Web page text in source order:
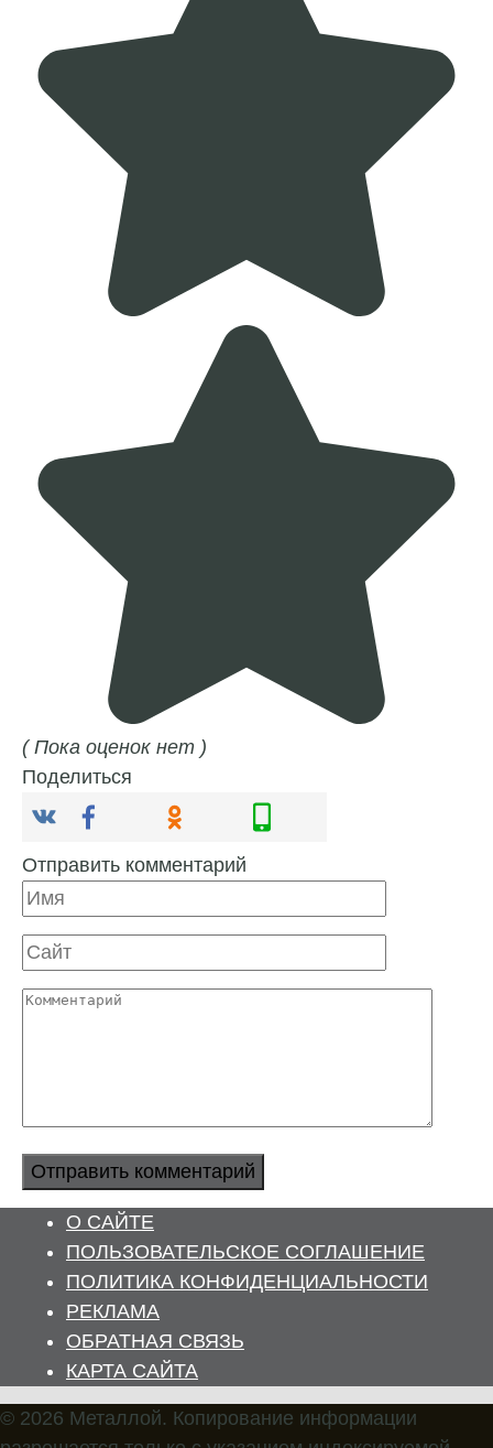
( Пока оценок нет )
Поделиться
Отправить комментарий
Имя
Сайт
Комментарий
О САЙТЕ
ПОЛЬЗОВАТЕЛЬСКОЕ СОГЛАШЕНИЕ
ПОЛИТИКА КОНФИДЕНЦИАЛЬНОСТИ
РЕКЛАМА
ОБРАТНАЯ СВЯЗЬ
КАРТА САЙТА
© 2026 Металлой. Копирование информации